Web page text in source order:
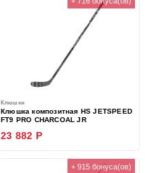
Клюшки
Клюшка композитная HS JETSPEED
FT9 PRO CHARCOAL JR
23 882 Р
+ 915 бонуса(ов)